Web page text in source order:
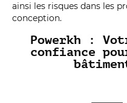
ainsi les risques dans les
conception.
Powerkh :
confiance